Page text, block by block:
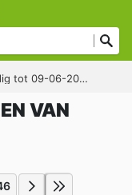
tot 09-06-2026
VAN